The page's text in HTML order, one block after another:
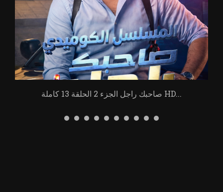
صاحبك راجل الجزء 2 الحلقة 13 كاملة HD...